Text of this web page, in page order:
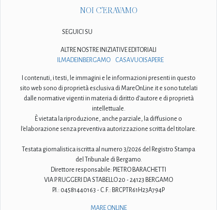
NOI C'ERAVAMO
SEGUICI SU
ALTRE NOSTRE INIZIATIVE EDITORIALI
ILMADEINBERGAMO
CASAVUOISAPERE
I contenuti, i testi, le immagini e le informazioni presenti in questo
sito web sono di proprietà esclusiva di MareOnLine.it e sono tutelati
dalle normative vigenti in materia di diritto d'autore e di proprietà
intellettuale.
È vietata la riproduzione, anche parziale, la diffusione o
l'elaborazione senza preventiva autorizzazione scritta del titolare.
Testata giornalistica iscritta al numero 3/2026 del Registro Stampa
del Tribunale di Bergamo.
Direttore responsabile: PIETRO BARACHETTI
VIA P. RUGGERI DA STABELLO 20 - 24123 BERGAMO
P.I.: 04581440163 - C.F.: BRCPTR61H23A794P
MARE ONLINE